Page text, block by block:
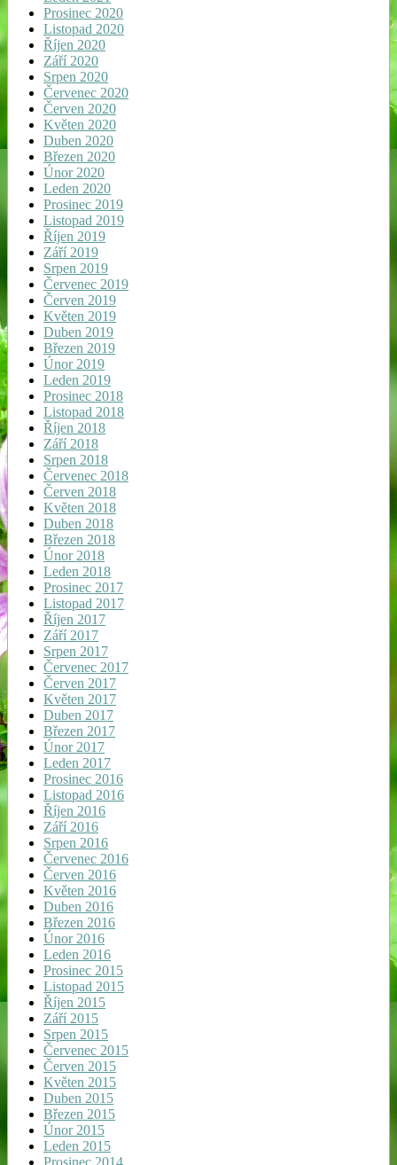
Prosinec 2020
Listopad 2020
Říjen 2020
Září 2020
Srpen 2020
Červenec 2020
Červen 2020
Květen 2020
Duben 2020
Březen 2020
Únor 2020
Leden 2020
Prosinec 2019
Listopad 2019
Říjen 2019
Září 2019
Srpen 2019
Červenec 2019
Červen 2019
Květen 2019
Duben 2019
Březen 2019
Únor 2019
Leden 2019
Prosinec 2018
Listopad 2018
Říjen 2018
Září 2018
Srpen 2018
Červenec 2018
Červen 2018
Květen 2018
Duben 2018
Březen 2018
Únor 2018
Leden 2018
Prosinec 2017
Listopad 2017
Říjen 2017
Září 2017
Srpen 2017
Červenec 2017
Červen 2017
Květen 2017
Duben 2017
Březen 2017
Únor 2017
Leden 2017
Prosinec 2016
Listopad 2016
Říjen 2016
Září 2016
Srpen 2016
Červenec 2016
Červen 2016
Květen 2016
Duben 2016
Březen 2016
Únor 2016
Leden 2016
Prosinec 2015
Listopad 2015
Říjen 2015
Září 2015
Srpen 2015
Červenec 2015
Červen 2015
Květen 2015
Duben 2015
Březen 2015
Únor 2015
Leden 2015
Prosinec 2014